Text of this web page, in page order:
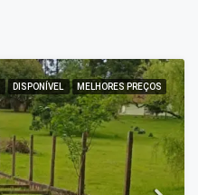
DISPONÍVEL MELHORES PREÇOS